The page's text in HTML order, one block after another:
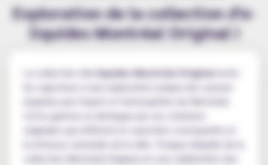
Exploration de la collection d'e-
liquides Montréal Original !
La collection d'e-liquides Montréal Originalinvite
les vapoteurs à une exploration unique des saveurs
inspirées par l'esprit et l'atmosphère de Montréal.
Cette gamme se distingue par ses créations
originales qui reflètent le caractère cosmopolite et
la richesse culturelle de la ville. Chaque eliquide de la
collection Montréal Original est une célébration des